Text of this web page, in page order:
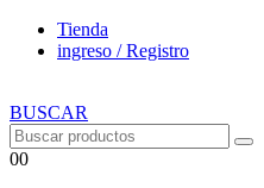
Tienda
ingreso / Registro
BUSCAR
00